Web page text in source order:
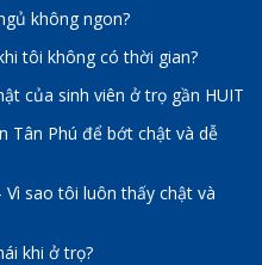
không ngon?
tôi không có thời gian?
của sinh viên ở trọ gần HUIT
Tân Phú để bớt chật và dễ
sao tôi luôn thấy chật và
khi ở trọ?